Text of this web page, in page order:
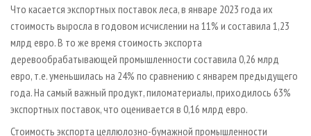
Что касается экспортных поставок леса, в январе 2023 года их
стоимость выросла в годовом исчислении на 11% и составила 1,23
млрд евро. В то же время стоимость экспорта
деревообрабатывающей промышленности составила 0,26 млрд
евро, т.е. уменьшилась на 24% по сравнению с январем предыдущего
года. На самый важный продукт, пиломатериалы, приходилось 63%
экспортных поставок, что оценивается в 0,16 млрд евро.
Стоимость экспорта целлюлозно-бумажной промышленности